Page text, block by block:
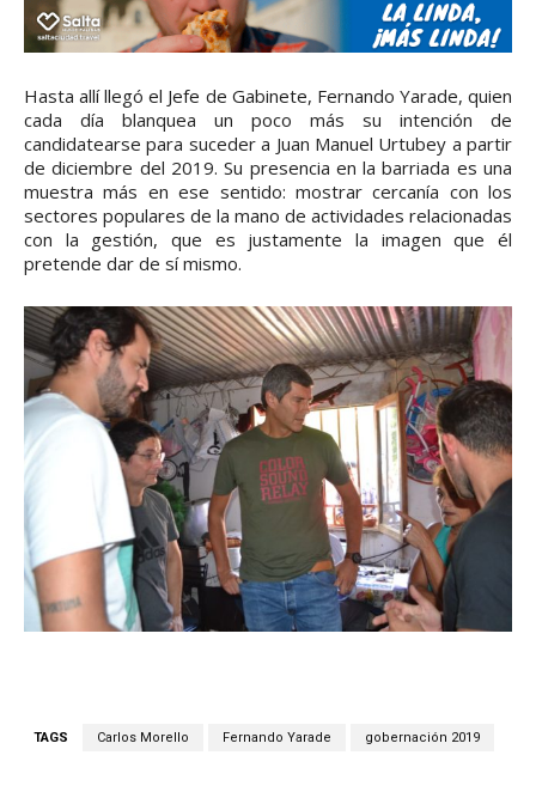
Hasta allí llegó el Jefe de Gabinete, Fernando Yarade, quien
cada día blanquea un poco más su intención de
candidatearse para suceder a Juan Manuel Urtubey a partir
de diciembre del 2019. Su presencia en la barriada es una
muestra más en ese sentido: mostrar cercanía con los
sectores populares de la mano de actividades relacionadas
con la gestión, que es justamente la imagen que él
pretende dar de sí mismo.
TAGS Carlos Morello Fernando Yarade gobernación 2019